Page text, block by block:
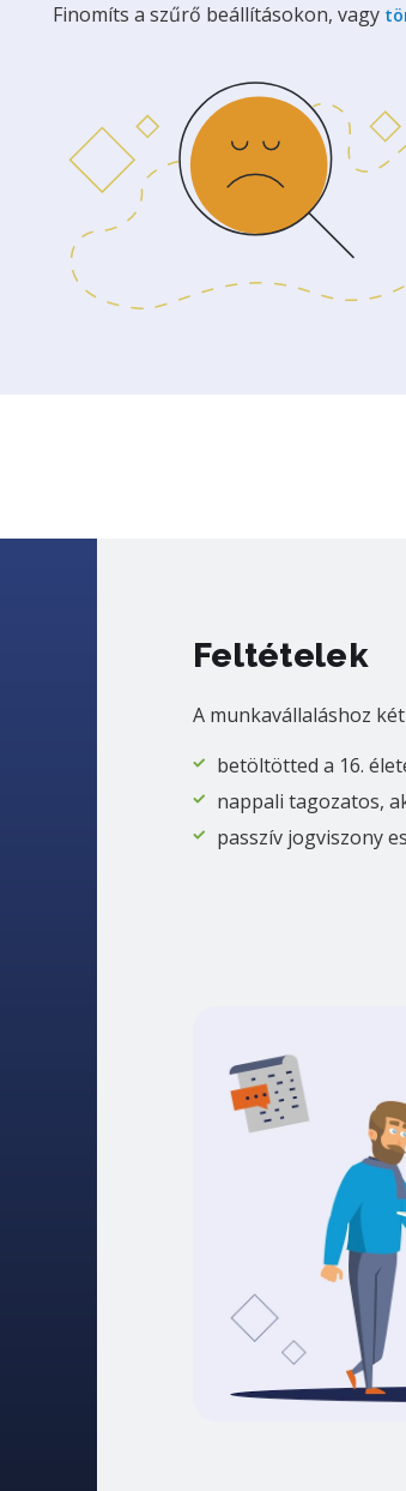
Finomíts a szűrő beállításokon, vagy
Feltételek
A munkavállaláshoz
betöltötted a 16.
nappali tagozatos,
passzív jogviszony